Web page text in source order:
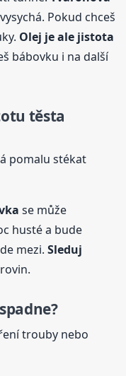
Pokud chceš
Olej je ale jistota
bábovku i na další
těsta
pomalu stékat
se může
husté a bude
mezi.Sleduj
trouby nebo